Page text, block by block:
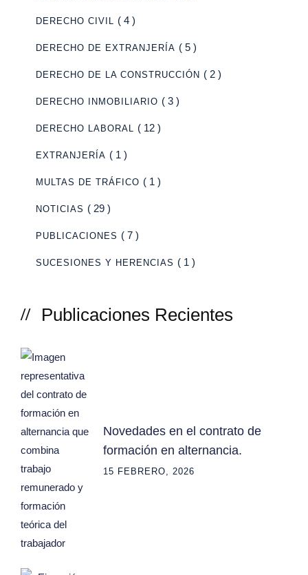
DERECHO CIVIL ( 4 )
DERECHO DE EXTRANJERÍA ( 5 )
DERECHO DE LA CONSTRUCCIÓN ( 2 )
DERECHO INMOBILIARIO ( 3 )
DERECHO LABORAL ( 12 )
EXTRANJERÍA ( 1 )
MULTAS DE TRÁFICO ( 1 )
NOTICIAS ( 29 )
PUBLICACIONES ( 7 )
SUCESIONES Y HERENCIAS ( 1 )
Publicaciones Recientes
Novedades en el contrato de
formación en alternancia.
15 FEBRERO, 2026